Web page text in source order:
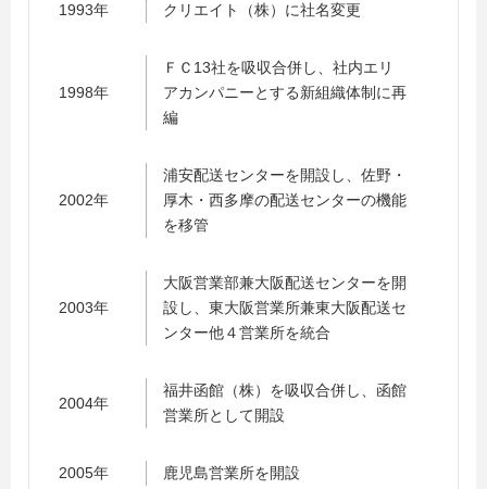
1993年 クリエイト（株）に社名変更
1998年
ＦＣ13社を吸収合併し、社内エリ
アカンパニーとする新組織体制に再
編
2002年
浦安配送センターを開設し、佐野・
厚木・西多摩の配送センターの機能
を移管
2003年
大阪営業部兼大阪配送センターを開
設し、東大阪営業所兼東大阪配送セ
ンター他４営業所を統合
2004年
福井函館（株）を吸収合併し、函館
営業所として開設
2005年 鹿児島営業所を開設